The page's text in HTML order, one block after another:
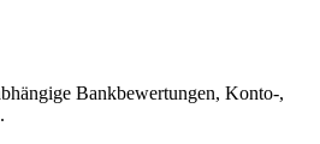
Bankbewertungen, Konto-,